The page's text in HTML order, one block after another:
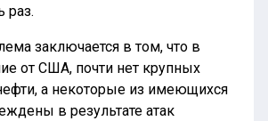
раз.
заключается в том, что в
от США, почти нет крупных
а некоторые из имеющихся
в результате атак